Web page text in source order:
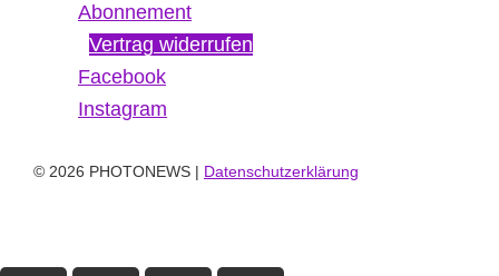
Abonnement
Vertrag widerrufen
Facebook
Instagram
© 2026 PHOTONEWS | Datenschutzerklärung